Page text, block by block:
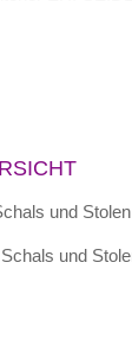
und Stolen